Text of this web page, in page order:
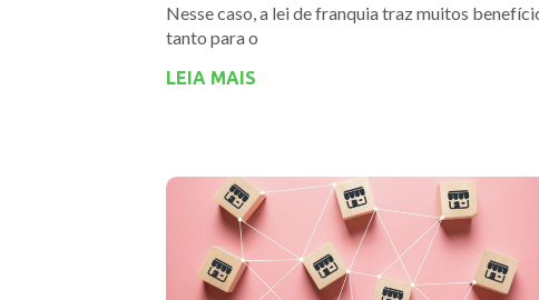
Nesse caso, a lei de franquia traz muitos
tanto para o
LEIA MAIS